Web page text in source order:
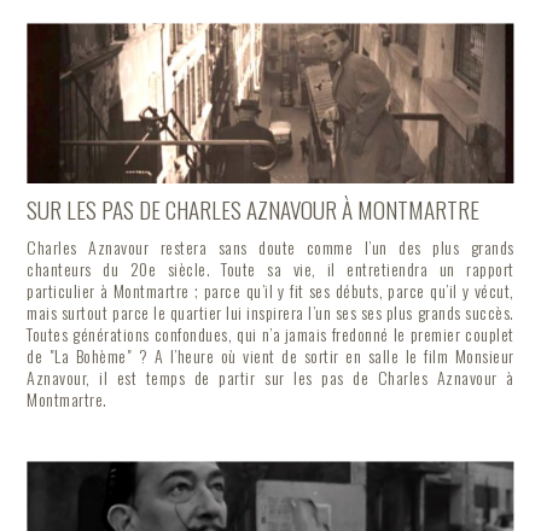
SUR LES PAS DE CHARLES AZNAVOUR À MONTMARTRE
Charles Aznavour restera sans doute comme l’un des plus grands
chanteurs du 20e siècle. Toute sa vie, il entretiendra un rapport
particulier à Montmartre ; parce qu’il y fit ses débuts, parce qu’il y vécut,
mais surtout parce le quartier lui inspirera l’un ses ses plus grands succès.
Toutes générations confondues, qui n’a jamais fredonné le premier couplet
de "La Bohème" ? A l’heure où vient de sortir en salle le film Monsieur
Aznavour, il est temps de partir sur les pas de Charles Aznavour à
Montmartre.